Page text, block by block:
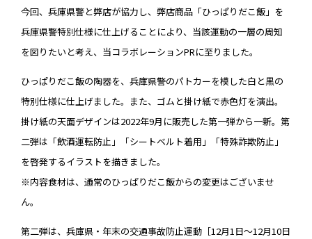
今回、兵庫県警と弊店が協力し、弊店商品「ひっぱりだこ飯」を
兵庫県警特別仕様に仕上げることにより、当該運動の一層の周知
を図りたいと考え、当コラボレーションPRに至りました。
ひっぱりだこ飯の陶器を、兵庫県警のパトカーを模した白と黒の
特別仕様に仕上げました。また、ゴムと掛け紙で赤色灯を演出。
掛け紙の天面デザインは2022年9月に販売した第一弾から一新。第
二弾は「飲酒運転防止」「シートベルト着用」「特殊詐欺防止」
を啓発するイラストを描きました。
※内容食材は、通常のひっぱりだこ飯からの変更はございませ
ん。
第二弾は、兵庫県・年末の交通事故防止運動［12月1日～12月10日